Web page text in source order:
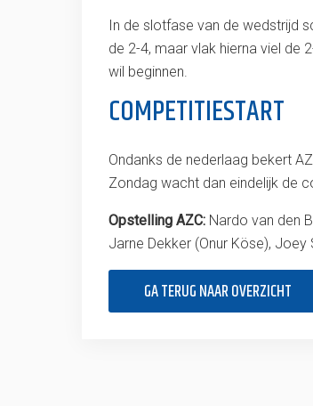
In de slotfase van de wedstrijd
de 2-4, maar vlak hierna viel de
wil beginnen.
COMPETITIESTART
Ondanks de nederlaag bekert
Zondag wacht dan eindelijk de
Opstelling AZC: Nardo van den
Jarne Dekker (Onur Köse),
GA TERUG NAAR OVERZICHT